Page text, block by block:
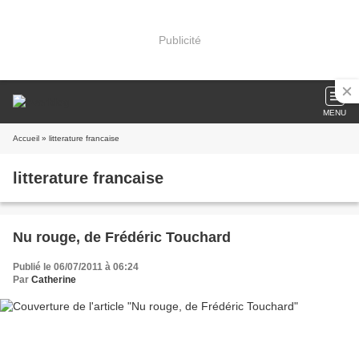
Publicité
MENU
Accueil » litterature francaise
litterature francaise
Nu rouge, de Frédéric Touchard
Publié le 06/07/2011 à 06:24
Par Catherine